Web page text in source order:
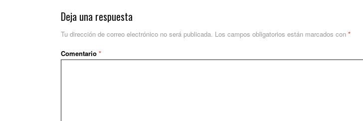
Deja una respuesta
Tu dirección de correo electrónico no será publicada. Los campos obligatorios están marcados con *
Comentario *